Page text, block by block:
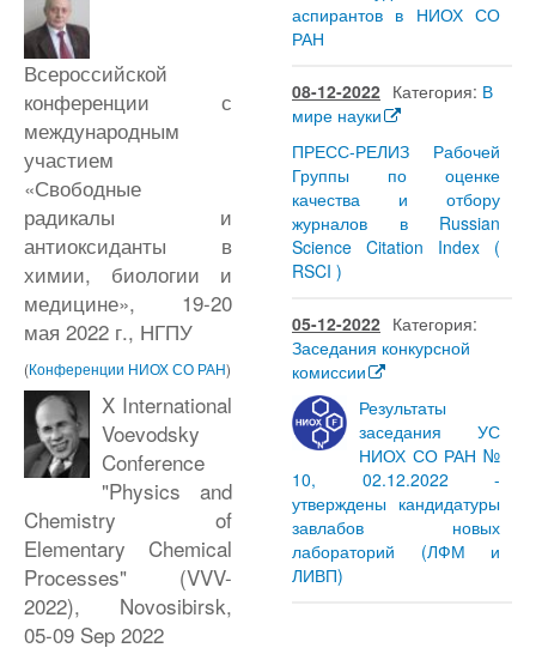
Всероссийской
конференции с
международным
участием
«Свободные
радикалы и
антиоксиданты в
химии, биологии и
медицине», 19-20
мая 2022 г., НГПУ
(Конференции НИОХ СО РАН)
X International
Voevodsky
Conference
"Physics and
Chemistry of
Elementary Chemical
Processes" (VVV-
2022), Novosibirsk,
05-09 Sep 2022
аспирантов в НИОХ СО
РАН
08-12-2022 Категория: В
мире науки
ПРЕСС-РЕЛИЗ Рабочей
Группы по оценке
качества и отбору
журналов в Russian
Science Citation Index (
RSCI )
05-12-2022 Категория:
Заседания конкурсной
комиссии
Результаты
заседания УС
НИОХ СО РАН №
10, 02.12.2022 -
утверждены кандидатуры
завлабов новых
лабораторий (ЛФМ и
ЛИВП)